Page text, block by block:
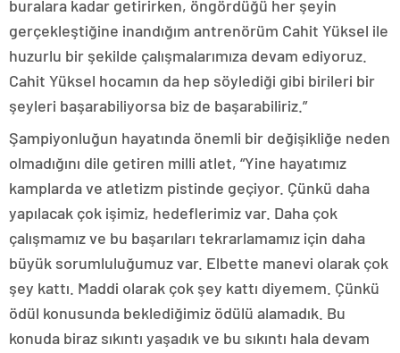
buralara kadar getirirken, öngördüğü her şeyin
gerçekleştiğine inandığım antrenörüm Cahit Yüksel ile
huzurlu bir şekilde çalışmalarımıza devam ediyoruz.
Cahit Yüksel hocamın da hep söylediği gibi birileri bir
şeyleri başarabiliyorsa biz de başarabiliriz.”
Şampiyonluğun hayatında önemli bir değişikliğe neden
olmadığını dile getiren milli atlet, “Yine hayatımız
kamplarda ve atletizm pistinde geçiyor. Çünkü daha
yapılacak çok işimiz, hedeflerimiz var. Daha çok
çalışmamız ve bu başarıları tekrarlamamız için daha
büyük sorumluluğumuz var. Elbette manevi olarak çok
şey kattı. Maddi olarak çok şey kattı diyemem. Çünkü
ödül konusunda beklediğimiz ödülü alamadık. Bu
konuda biraz sıkıntı yaşadık ve bu sıkıntı hala devam